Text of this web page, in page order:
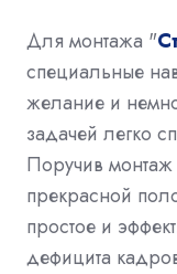
Для монтажа "
специальные
желание и
задачей легко
Поручив
прекрасной
простое и
дефицита